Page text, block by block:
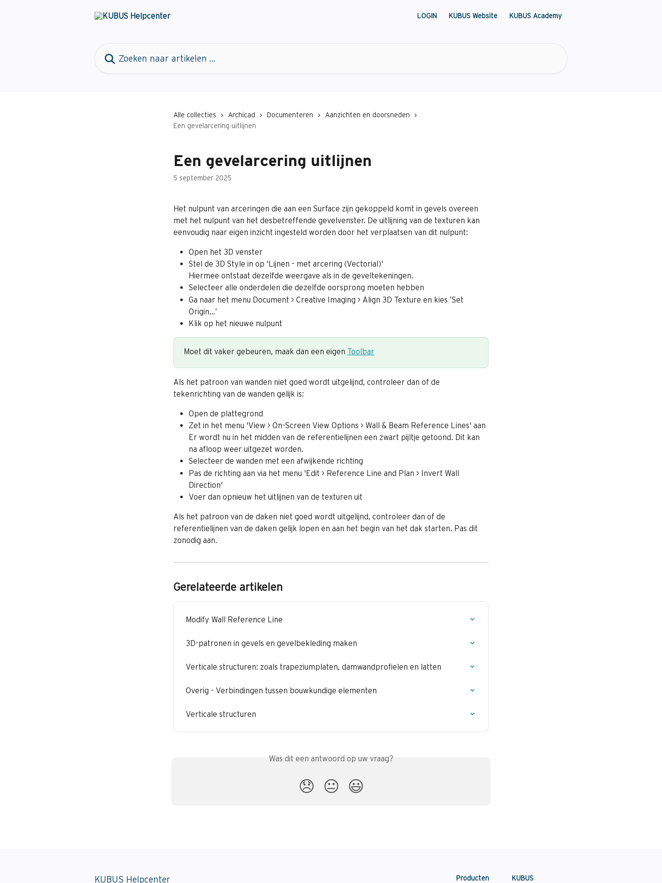
LOGIN KUBUS Website KUBUS Academy
Alle collecties Archicad Documenteren
Aanzichten en doorsneden
Een gevelarcering uitlijnen
Een gevelarcering uitlijnen
5 september 2025
Het nulpunt van arceringen die aan een Surface zijn gekoppeld komt in gevels overeen
met het nulpunt van het desbetreffende gevelvenster. De uitlijning van de texturen kan
eenvoudig naar eigen inzicht ingesteld worden door het verplaatsen van dit nulpunt:
Open het 3D venster
Stel de 3D Style in op 'Lijnen - met arcering (Vectorial)'
Hiermee ontstaat dezelfde weergave als in de geveltekeningen.
Selecteer alle onderdelen die dezelfde oorsprong moeten hebben
Ga naar het menu Document > Creative Imaging > Align 3D Texture en kies ’Set
Origin…’
Klik op het nieuwe nulpunt
Moet dit vaker gebeuren, maak dan een eigen Toolbar
Als het patroon van wanden niet goed wordt uitgelijnd, controleer dan of de
tekenrichting van de wanden gelijk is:
Open de plattegrond
Zet in het menu 'View > On-Screen View Options > Wall & Beam Reference Lines' aan
Er wordt nu in het midden van de referentielijnen een zwart pijltje getoond. Dit kan
na afloop weer uitgezet worden.
Selecteer de wanden met een afwijkende richting
Pas de richting aan via het menu 'Edit > Reference Line and Plan > Invert Wall
Direction'
Voer dan opnieuw het uitlijnen van de texturen uit
Als het patroon van de daken niet goed wordt uitgelijnd, controleer dan of de
referentielijnen van de daken gelijk lopen en aan het begin van het dak starten. Pas dit
zonodig aan.
Gerelateerde artikelen
Modify Wall Reference Line
3D-patronen in gevels en gevelbekleding maken
Verticale structuren: zoals trapeziumplaten, damwandprofielen en latten
Overig - Verbindingen tussen bouwkundige elementen
Verticale structuren
Was dit een antwoord op uw vraag?
😞 😐 😃
KUBUS Helpcenter Producten KUBUS